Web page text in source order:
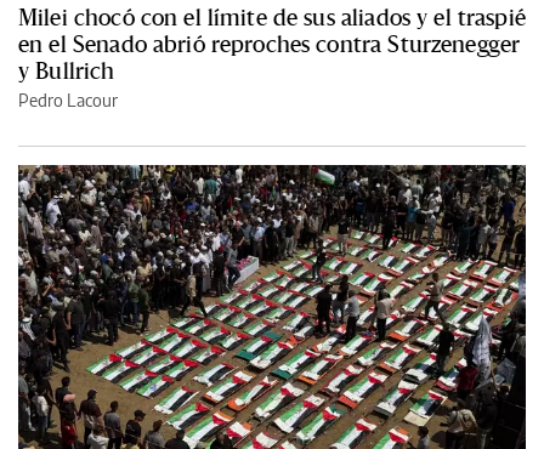
Milei chocó con el límite de sus aliados y el traspié
en el Senado abrió reproches contra Sturzenegger
y Bullrich
Pedro Lacour